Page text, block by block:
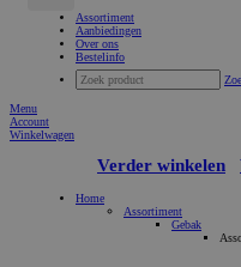
Assortiment
Aanbiedingen
Over ons
Bestelinfo
Menu
Account
Winkelwagen
Verder winkelen
Home
Assortiment
Gebak